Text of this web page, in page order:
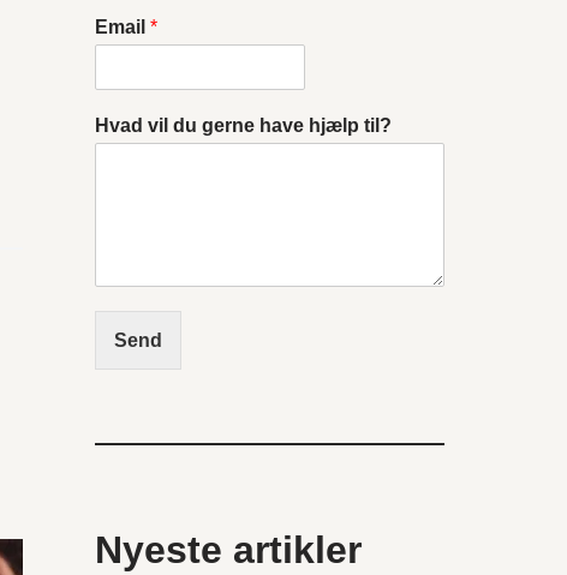
Email *
Hvad vil du gerne have hjælp til?
Send
Nyeste artikler